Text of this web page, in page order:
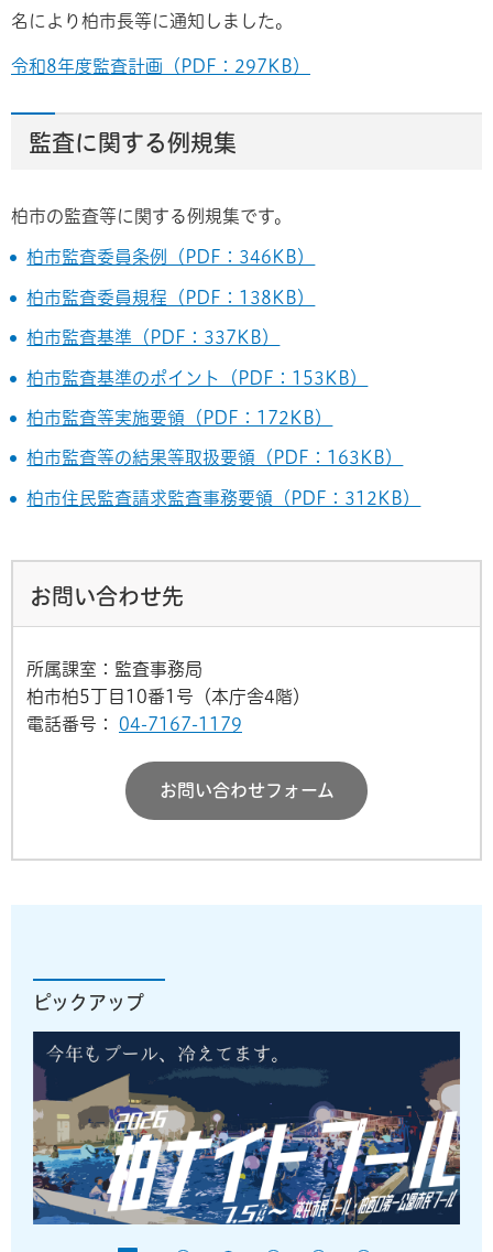
名により柏市長等に通知しました。
令和8年度監査計画（PDF：297KB）
監査に関する例規集
柏市の監査等に関する例規集です。
柏市監査委員条例（PDF：346KB）
柏市監査委員規程（PDF：138KB）
柏市監査基準（PDF：337KB）
柏市監査基準のポイント（PDF：153KB）
柏市監査等実施要領（PDF：172KB）
柏市監査等の結果等取扱要領（PDF：163KB）
柏市住民監査請求監査事務要領（PDF：312KB）
お問い合わせ先
所属課室：監査事務局
柏市柏5丁目10番1号（本庁舎4階）
電話番号：
04-7167-1179
お問い合わせフォーム
ピックアップ